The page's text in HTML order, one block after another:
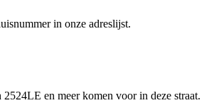
in onze adreslijst.
en meer komen voor in deze straat.